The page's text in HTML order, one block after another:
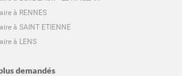
à RENNES
à SAINT ETIENNE
à LENS
demandés